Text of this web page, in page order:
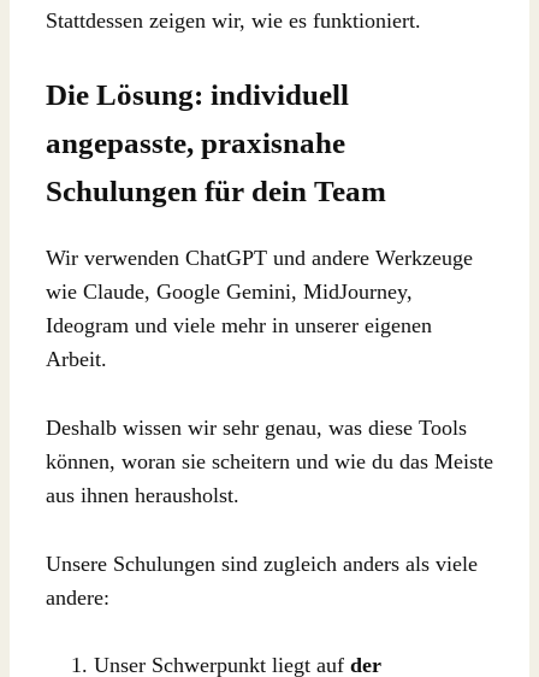
Stattdessen zeigen wir, wie es funktioniert.
Die Lösung: individuell
angepasste, praxisnahe
Schulungen für dein Team
Wir verwenden ChatGPT und andere Werkzeuge
wie Claude, Google Gemini, MidJourney,
Ideogram und viele mehr in unserer eigenen
Arbeit.
Deshalb wissen wir sehr genau, was diese Tools
können, woran sie scheitern und wie du das Meiste
aus ihnen herausholst.
Unsere Schulungen sind zugleich anders als viele
andere:
Unser Schwerpunkt liegt auf der